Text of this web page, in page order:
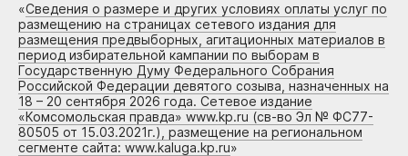
«Сведения о размере и других условиях оплаты услуг по
размещению на страницах сетевого издания для
размещения предвыборных, агитационных материалов в
период избирательной кампании по выборам в
Государственную Думу Федерального Собрания
Российской Федерации девятого созыва, назначенных на
18 – 20 сентября 2026 года. Сетевое издание
«Комсомольская правда» www.kp.ru (св-во Эл № ФС77-
80505 от 15.03.2021г.), размещение на региональном
сегменте сайта: www.kaluga.kp.ru»